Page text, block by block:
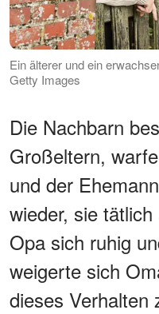
Ein älterer und ein
Getty Images
Die Nachbarn
Großeltern,
und der
wieder, sie
Opa sich ruhig
weigerte sich
dieses Verhalten